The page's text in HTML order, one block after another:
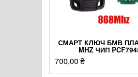
СМАРТ КЛЮЧ БМВ
MHZ ЧИП
700,00 ₴